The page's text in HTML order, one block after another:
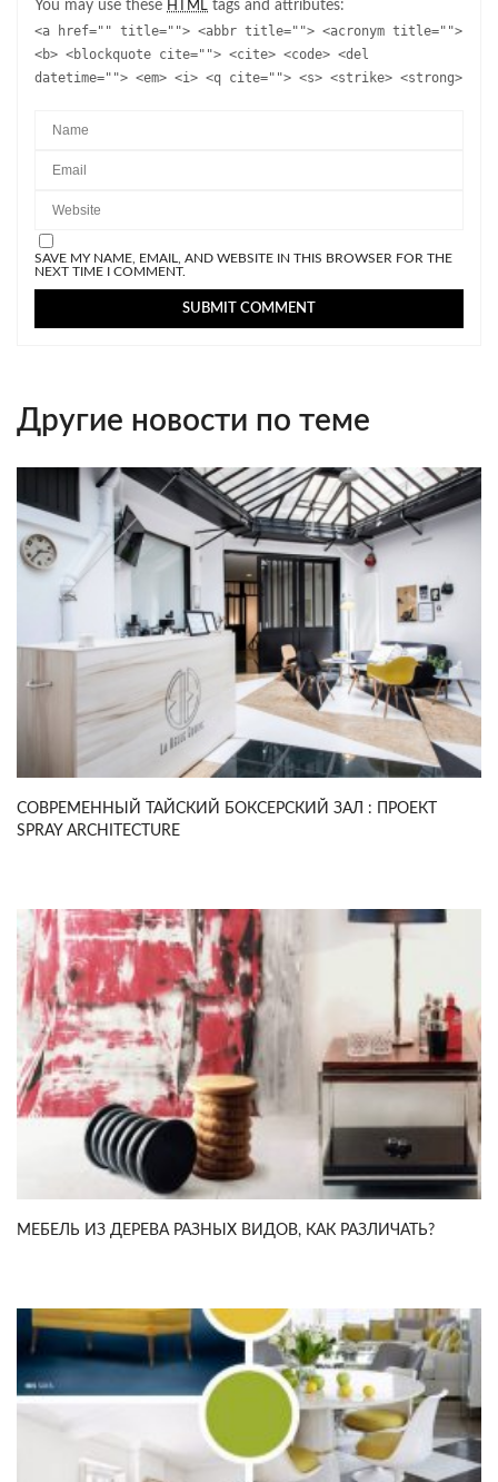
You may use these HTML tags and attributes:
<a href="" title=""> <abbr title=""> <acronym title="">
<b> <blockquote cite=""> <cite> <code> <del
datetime=""> <em> <i> <q cite=""> <s> <strike> <strong>
SAVE MY NAME, EMAIL, AND WEBSITE IN THIS BROWSER FOR THE
NEXT TIME I COMMENT.
Другие новости по теме
СОВРЕМЕННЫЙ ТАЙСКИЙ БОКСЕРСКИЙ ЗАЛ : ПРОЕКТ
SPRAY ARCHITECTURE
МЕБЕЛЬ ИЗ ДЕРЕВА РАЗНЫХ ВИДОВ, КАК РАЗЛИЧАТЬ?